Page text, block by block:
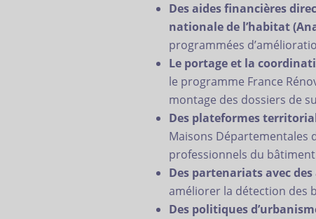
Des aides financières
nationale de l’habitat
programmées
Le portage et la
le programme France
montage des dossiers de
Des plateformes
Maisons Départementales
professionnels du
Des partenariats avec
améliorer la détection des
Des politiques